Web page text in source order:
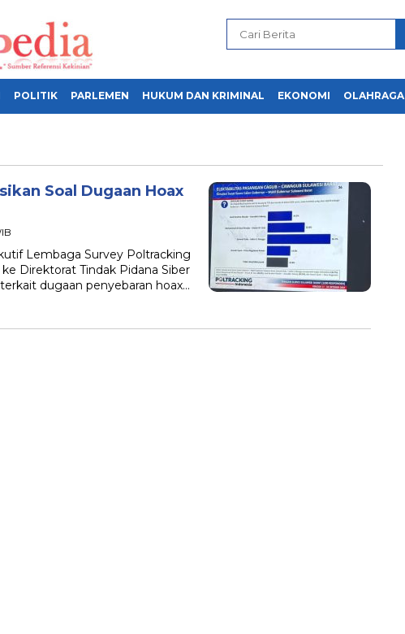
POLITIK PARLEMEN HUKUM DAN KRIMINAL EKONOMI OLAHRAGA
Soal Dugaan Hoax
Lembaga Survey Poltracking
Direktorat Tindak Pidana Siber
dugaan penyebaran hoax…